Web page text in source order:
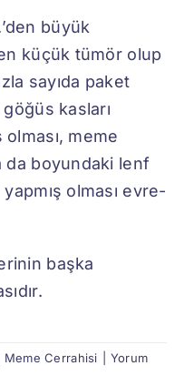
büyük
küçük tümör olup
sayıda paket
kasları
meme
da boyundaki lenf
yapmış olması evre-
başka
Meme Cerrahisi
Yorum